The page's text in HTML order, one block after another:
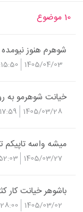
10 موضوع
شوهرم هنوز نیومده
1405/04/03
خیانت شوهرمو به
1405/03/28
میشه واسه تاپیکم
1405/03/27
باشوهر خیانت کار
1405/03/02